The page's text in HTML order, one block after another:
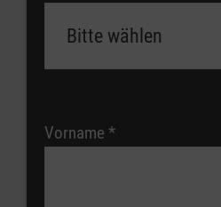
Vorname *